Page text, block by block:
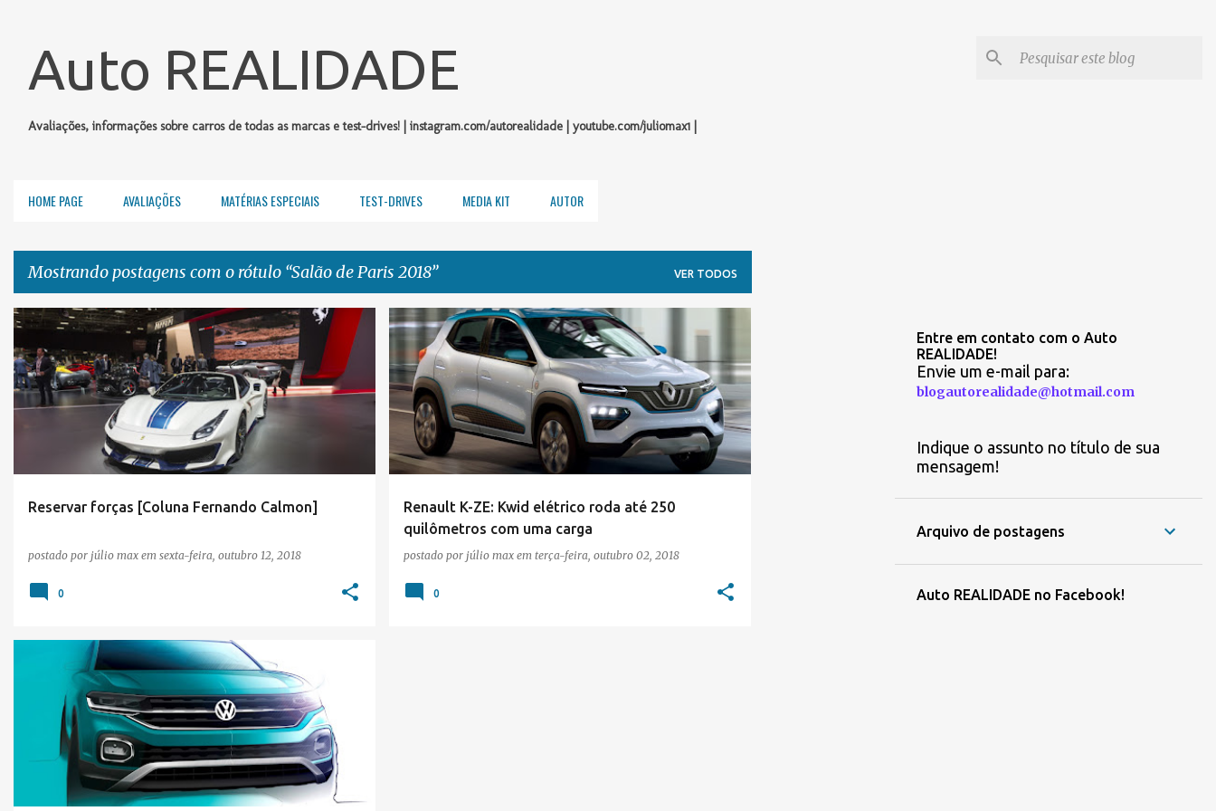
Auto REALIDADE
Avaliações, informações sobre carros de todas as marcas e test-drives! | instagram.com/autorealidade | youtube.com/juliomax1 |
HOME PAGE AVALIAÇÕES MATÉRIAS ESPECIAIS TEST-DRIVES MEDIA KIT AUTOR
Mostrando postagens com o rótulo Salão de Paris 2018 VER TODOS
P
o
s
g
Reservar forças [Coluna Fernando Calmon]
postado por júlio max em sexta-feira, outubro 12, 2018
COLUNA FERNANDO CALMON REPORTAGENS
SALÃO DE PARIS 2018
0
Renault K-ZE: Kwid elétrico roda até 250
quilômetros com uma carga
postado por júlio max em terça-feira, outubro 02, 2018
RENAULT SALÃO DE PARIS 2018
0
SALÃO DE PARIS 2018 VOLKSWAGEN
Entre em contato com o Auto
REALIDADE!
Envie um e-mail para:
blogautorealidade@hotmail.com
Indique o assunto no título de sua
mensagem!
Arquivo de postagens
Auto REALIDADE no Facebook!